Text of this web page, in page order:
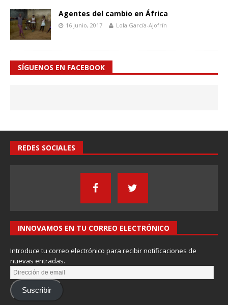
Agentes del cambio en África
16 junio, 2017 Lola García-Ajofrín
SÍGUENOS EN FACEBOOK
REDES SOCIALES
INNOVAMOS EN TU CORREO ELECTRÓNICO
Introduce tu correo electrónico para recibir notificaciones de
nuevas entradas.
Suscribir